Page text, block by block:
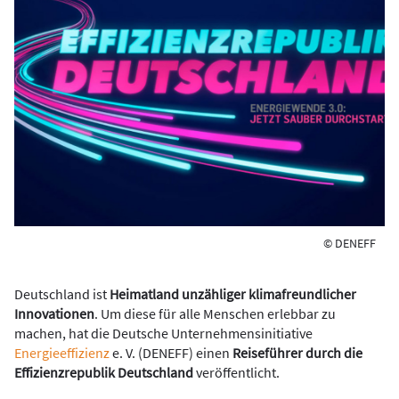
© DENEFF
Deutschland ist Heimatland unzähliger klimafreundlicher
Innovationen. Um diese für alle Menschen erlebbar zu
machen, hat die Deutsche Unternehmensinitiative
Energieeffizienze. V. (DENEFF) einen Reiseführer durch die
Effizienzrepublik Deutschlandveröffentlicht.